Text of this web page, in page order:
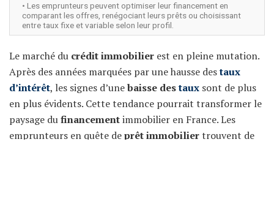
• Les emprunteurs peuvent optimiser leur financement en
comparant les offres, renégociant leurs prêts ou choisissant
entre taux fixe et variable selon leur profil.
Le marché du crédit immobilier est en pleine mutation.
Après des années marquées par une hausse destaux
d’intérêt, les signes d’unebaisse destaux sont de plus
en plus évidents. Cette tendance pourrait transformer le
paysage dufinancementimmobilier en France. Les
emprunteurs en quête deprêt immobiliertrouvent de